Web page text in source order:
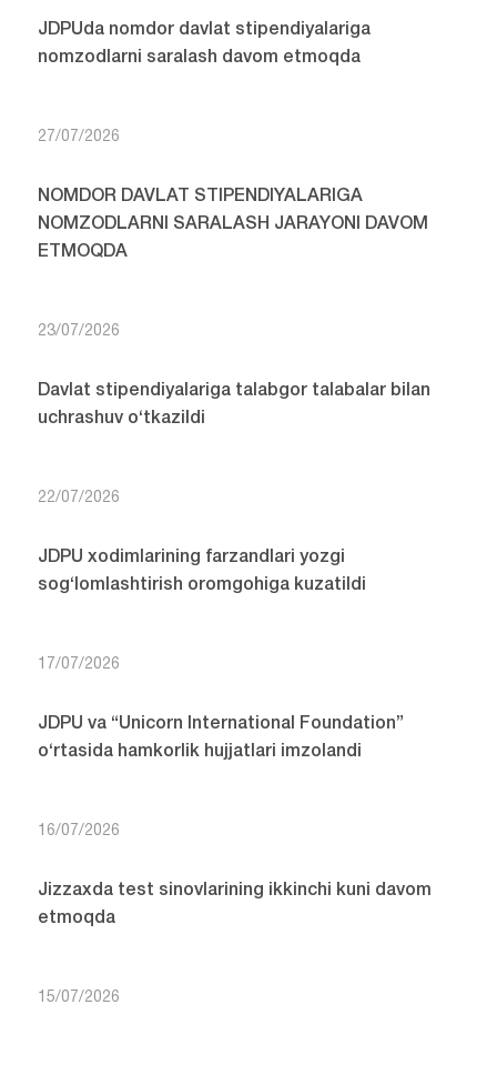
JDPUda nomdor davlat stipendiyalariga
nomzodlarni saralash davom etmoqda
27/07/2026
NOMDOR DAVLAT STIPENDIYALARIGA
NOMZODLARNI SARALASH JARAYONI DAVOM
ETMOQDA
23/07/2026
Davlat stipendiyalariga talabgor talabalar bilan
uchrashuv o‘tkazildi
22/07/2026
JDPU xodimlarining farzandlari yozgi
sog‘lomlashtirish oromgohiga kuzatildi
17/07/2026
JDPU va “Unicorn International Foundation”
o‘rtasida hamkorlik hujjatlari imzolandi
16/07/2026
Jizzaxda test sinovlarining ikkinchi kuni davom
etmoqda
15/07/2026